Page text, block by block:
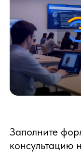
Заполните
консультацию